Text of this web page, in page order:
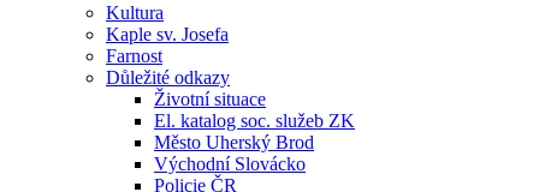
Kultura
Kaple sv. Josefa
Farnost
Důležité odkazy
Životní situace
El. katalog soc. služeb ZK
Město Uherský Brod
Východní Slovácko
Policie ČR